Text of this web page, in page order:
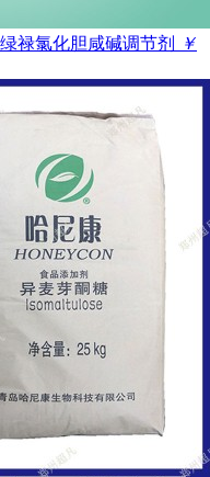
禄氯化胆咸碱调节剂
￥